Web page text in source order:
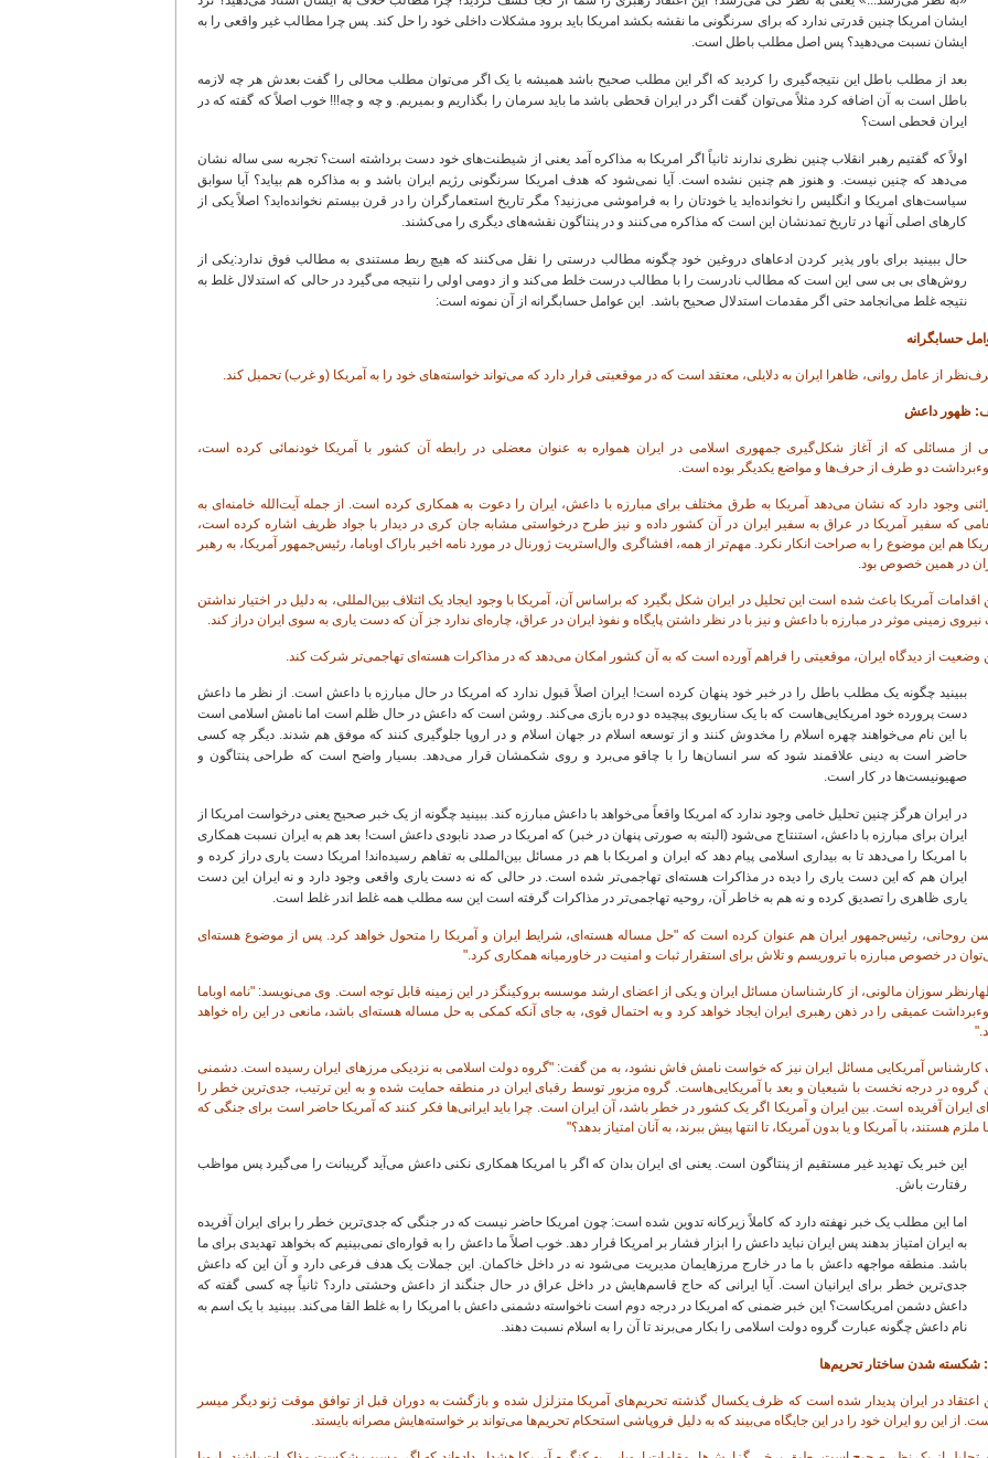
ایشان امریکا چنین قدرتی ندارد که برای سرنگونی ما نقشه بکشد امریکا باید برود مشکلات داخلی خود را حل کند. پس چرا مطالب غیر واقعی را به
ایشان نسبت می‌دهید؟ پس اصل مطلب باطل است.
بعد از مطلب باطل این نتیجه‌گیری را کردید که اگر این مطلب صحیح باشد همیشه با یک اگر می‌توان مطلب محالی را گفت بعدش هر چه لازمه
باطل است به آن اضافه کرد مثلاً می‌توان گفت اگر در ایران قحطی باشد ما باید سرمان را بگذاریم و بمیریم. و چه و چه!!! خوب اصلاً که گفته که در
ایران قحطی است؟
اولاً که گفتیم رهبر انقلاب چنین نظری ندارند ثانیاً اگر امریکا به مذاکره آمد یعنی از شیطنت‌های خود دست برداشته است؟ تجربه سی ساله نشان
می‌دهد که چنین نیست. و هنوز هم چنین نشده است. آیا نمی‌شود که هدف امریکا سرنگونی رژیم ایران باشد و به مذاکره هم بیاید؟ آیا سوابق
سیاست‌های امریکا و انگلیس را نخوانده‌اید یا خودتان را به فراموشی می‌زنید؟ مگر تاریخ استعمارگران را در قرن بیستم نخوانده‌اید؟ اصلاً یکی از
کارهای اصلی آنها در تاریخ تمدنشان این است که مذاکره می‌کنند و در پنتاگون نقشه‌های دیگری را می‌کشند.
حال ببینید برای باور پذیر کردن ادعاهای دروغین خود چگونه مطالب درستی را نقل می‌کنند که هیچ ربط مستندی به مطالب فوق ندارد:یکی از
روش‌های بی بی سی این است که مطالب نادرست را با مطالب درست خلط می‌کند و از دومی اولی را نتیجه می‌گیرد در حالی که استدلال غلط به
نتیجه غلط می‌انجامد حتی اگر مقدمات استدلال صحیح باشد. این عوامل حسابگرانه از آن نمونه است:
حسابگرانه
از عامل روانی، ظاهرا ایران به دلایلی، معتقد است که در موقعیتی قرار دارد که می‌تواند خواسته‌های خود را به آمریکا (و غرب) تحمیل کند.
ظهور داعش
از مسائلی که از آغاز شکل‌گیری جمهوری اسلامی در ایران همواره به عنوان معضلی در رابطه آن کشور با آمریکا خودنمائی کرده است،
دو طرف از حرف‌ها و مواضع یکدیگر بوده است.
وجود دارد که نشان می‌دهد آمریکا به طرق مختلف برای مبارزه با داعش، ایران را دعوت به همکاری کرده است. از جمله آیت‌الله خامنه‌ای به
که سفیر آمریکا در عراق به سفیر ایران در آن کشور داده و نیز طرح درخواستی مشابه جان کری در دیدار با جواد ظریف اشاره کرده است،
هم این موضوع را به صراحت انکار نکرد. مهم‌تر از همه، افشاگری وال‌استریت ژورنال در مورد نامه اخیر باراک اوباما، رئیس‌جمهور آمریکا، به رهبر
در همین خصوص بود.
اقدامات آمریکا باعث شده است این تحلیل در ایران شکل بگیرد که براساس آن، آمریکا با وجود ایجاد یک ائتلاف بین‌المللی، به دلیل در اختیار نداشتن
نیروی زمینی موثر در مبارزه با داعش و نیز با در نظر داشتن پایگاه و نفوذ ایران در عراق، چاره‌ای ندارد جز آن که دست یاری به سوی ایران دراز کند.
وضعیت از دیدگاه ایران، موقعیتی را فراهم آورده است که به آن کشور امکان می‌دهد که در مذاکرات هسته‌ای تهاجمی‌تر شرکت کند.
ببینید چگونه یک مطلب باطل را در خبر خود پنهان کرده است! ایران اصلاً قبول ندارد که امریکا در حال مبارزه با داعش است. از نظر ما داعش
دست پرورده خود امریکایی‌هاست که با یک سناریوی پیچیده دو دره بازی می‌کند. روشن است که داعش در حال ظلم است اما نامش اسلامی است
با این نام می‌خواهند چهره اسلام را مخدوش کنند و از توسعه اسلام در جهان اسلام و در اروپا جلوگیری کنند که موفق هم شدند. دیگر چه کسی
حاضر است به دینی علاقمند شود که سر انسان‌ها را با چاقو می‌برد و روی شکمشان قرار می‌دهد. بسیار واضح است که طراحی پنتاگون و
صهیونیست‌ها در کار است.
در ایران هرگز چنین تحلیل خامی وجود ندارد که امریکا واقعاً می‌خواهد با داعش مبارزه کند. ببینید چگونه از یک خبر صحیح یعنی درخواست امریکا از
ایران برای مبارزه با داعش، استنتاج می‌شود (البته به صورتی پنهان در خبر) که امریکا در صدد نابودی داعش است! بعد هم به ایران نسبت همکاری
با امریکا را می‌دهد تا به بیداری اسلامی پیام دهد که ایران و امریکا با هم در مسائل بین‌المللی به تفاهم رسیده‌اند! امریکا دست یاری دراز کرده و
ایران هم که این دست یاری را دیده در مذاکرات هسته‌ای تهاجمی‌تر شده است. در حالی که نه دست یاری واقعی وجود دارد و نه ایران این دست
یاری ظاهری را تصدیق کرده و نه هم به خاطر آن، روحیه تهاجمی‌تر در مذاکرات گرفته است این سه مطلب همه غلط اندر غلط است.
روحانی، رئیس‌جمهور ایران هم عنوان کرده است که "حل مساله هسته‌ای، شرایط ایران و آمریکا را متحول خواهد کرد. پس از موضوع هسته‌ای
در خصوص مبارزه با تروریسم و تلاش برای استقرار ثبات و امنیت در خاورمیانه همکاری کرد."
سوزان مالونی، از کارشناسان مسائل ایران و یکی از اعضای ارشد موسسه بروکینگز در این زمینه قابل توجه است. وی می‌نویسد: "نامه اوباما
عمیقی را در ذهن رهبری ایران ایجاد خواهد کرد و به احتمال قوی، به جای آنکه کمکی به حل مساله هسته‌ای باشد، مانعی در این راه خواهد
کارشناس آمریکایی مسائل ایران نیز که خواست نامش فاش نشود، به من گفت: "گروه دولت اسلامی به نزدیکی مرزهای ایران رسیده است. دشمنی
گروه در درجه نخست با شیعیان و بعد با آمریکایی‌هاست. گروه مزبور توسط رقبای ایران در منطقه حمایت شده و به این ترتیب، جدی‌ترین خطر را
ایران آفریده است. بین ایران و آمریکا اگر یک کشور در خطر باشد، آن ایران است. چرا باید ایرانی‌ها فکر کنند که آمریکا حاضر است برای جنگی که
ملزم هستند، با آمریکا و یا بدون آمریکا، تا انتها پیش ببرند، به آنان امتیاز بدهد؟"
این خبر یک تهدید غیر مستقیم از پنتاگون است. یعنی ای ایران بدان که اگر با امریکا همکاری نکنی داعش می‌آید گریبانت را می‌گیرد پس مواظب
رفتارت باش.
اما این مطلب یک خبر نهفته دارد که کاملاً زیرکانه تدوین شده است: چون امریکا حاضر نیست که در جنگی که جدی‌ترین خطر را برای ایران آفریده
به ایران امتیاز بدهند پس ایران نباید داعش را ابزار فشار بر امریکا قرار دهد. خوب اصلاً ما داعش را به قواره‌ای نمی‌بینیم که بخواهد تهدیدی برای ما
باشد. منطقه مواجهه داعش با ما در خارج مرزهایمان مدیریت می‌شود نه در داخل خاکمان. این جملات یک هدف فرعی دارد و آن این که داعش
جدی‌ترین خطر برای ایرانیان است. آیا ایرانی که حاج قاسم‌هایش در داخل عراق در حال جنگند از داعش وحشتی دارد؟ ثانیاً چه کسی گفته که
داعش دشمن امریکاست؟ این خبر ضمنی که امریکا در درجه دوم است ناخواسته دشمنی داعش با امریکا را به غلط القا می‌کند. ببینید با یک اسم به
نام داعش چگونه عبارت گروه دولت اسلامی را بکار می‌برند تا آن را به اسلام نسبت دهند.
شکسته شدن ساختار تحریم‌ها
اعتقاد در ایران پدیدار شده است که ظرف یکسال گذشته تحریم‌های آمریکا متزلزل شده و بازگشت به دوران قبل از توافق موقت ژنو دیگر میسر
از این رو ایران خود را در این جایگاه می‌بیند که به دلیل فروپاشی استحکام تحریم‌ها می‌تواند بر خواسته‌هایش مصرانه بایستد.